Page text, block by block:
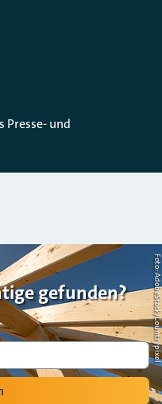
Presse- und
gefunden? Foto: AdobeStock/Countrypixel